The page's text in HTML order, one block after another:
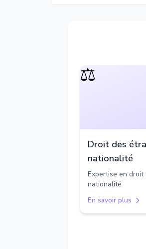
⚖️
Droit des
nationalité
Expertise en
nationalité
En savoir plus